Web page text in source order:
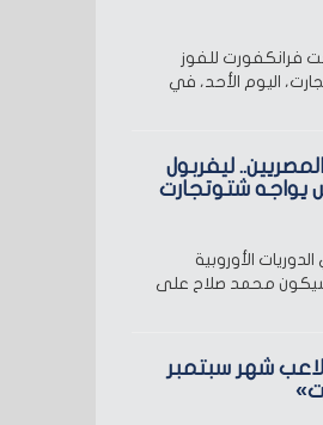
فرانكفورت للفوز
اليوم الأحد، في
ليفربول
يواجه شتوتجارت
الأوروبية
سيكون محمد صلاح على
شهر سبتمبر